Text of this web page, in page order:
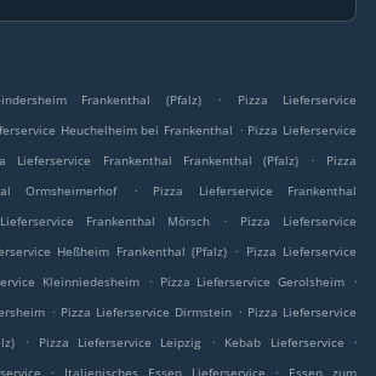
Frankenthal (Pfalz) .
Pizza Lieferservice
Heuchelheim bei Frankenthal . Pizza Lieferservice
Lieferservice Frankenthal Frankenthal (Pfalz) .
Pizza
Ormsheimerhof
.
Pizza Lieferservice Frankenthal
Frankenthal Mörsch .
Pizza Lieferservice
Heßheim Frankenthal (Pfalz) . Pizza Lieferservice
Kleinniedesheim . Pizza Lieferservice Gerolsheim
.
. Pizza Lieferservice Dirmstein . Pizza Lieferservice
. Pizza Lieferservice Leipzig . Kebab Lieferservice
.
. .